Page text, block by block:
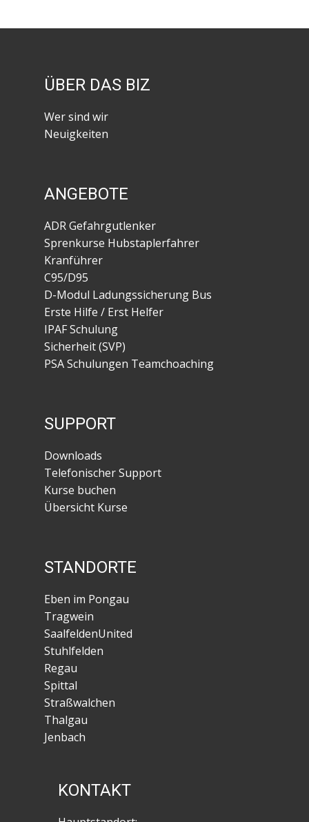
ÜBER DAS BIZ
Wer sind wir
Neuigkeiten
ANGEBOTE
ADR Gefahrgutlenker
Sprenkurse Hubstaplerfahrer
Kranführer
C95/D95
D-Modul Ladungssicherung Bus
Erste Hilfe / Erst Helfer
IPAF Schulung
Sicherheit (SVP)
PSA Schulungen Teamchoaching
SUPPORT
Downloads
Telefonischer Support
Kurse buchen
Übersicht Kurse
STANDORTE
Eben im Pongau
Tragwein
SaalfeldenUnited
Stuhlfelden
Regau
Spittal
Straßwalchen
Thalgau
Jenbach
KONTAKT